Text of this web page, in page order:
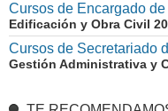
Cursos de Encargado
Edificación y Obra Civil
Cursos de Secretariado
Gestión Administrativa y